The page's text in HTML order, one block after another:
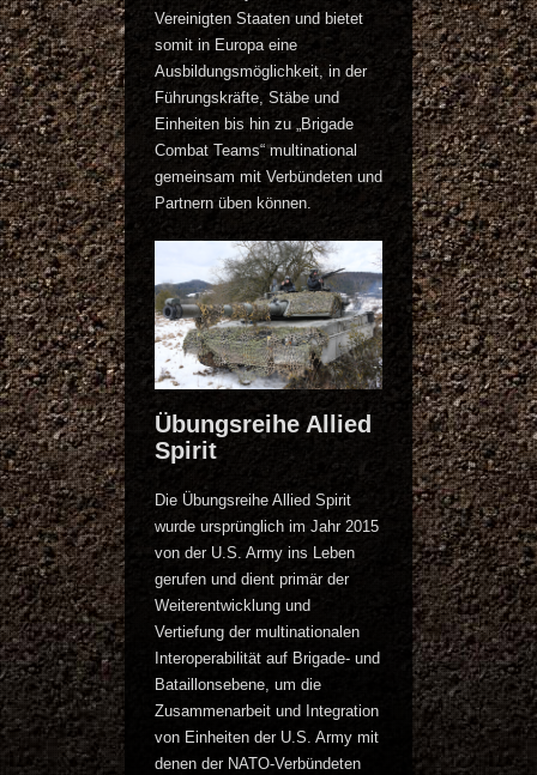
Vereinigten Staaten und bietet
somit in Europa eine
Ausbildungsmöglichkeit, in der
Führungskräfte, Stäbe und
Einheiten bis hin zu „Brigade
Combat Teams“ multinational
gemeinsam mit Verbündeten und
Partnern üben können.
Übungsreihe Allied
Spirit
Die Übungsreihe Allied Spirit
wurde ursprünglich im Jahr 2015
von der U.S. Army ins Leben
gerufen und dient primär der
Weiterentwicklung und
Vertiefung der multinationalen
Interoperabilität auf Brigade- und
Bataillonsebene, um die
Zusammenarbeit und Integration
von Einheiten der U.S. Army mit
denen der NATO-Verbündeten